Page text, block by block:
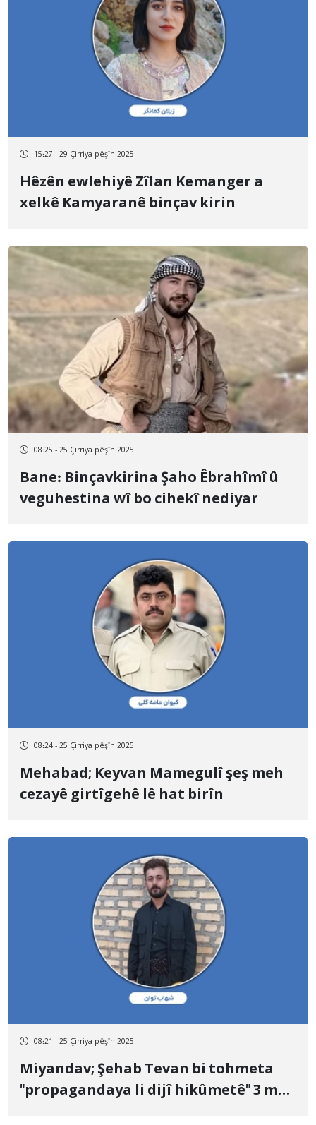
15:27 - 29 Çirriya pêşîn 2025
Hêzên ewlehiyê Zîlan Kemanger a
xelkê Kamyaranê binçav kirin
08:25 - 25 Çirriya pêşîn 2025
Bane: Binçavkirina Şaho Êbrahîmî û
veguhestina wî bo cihekî nediyar
08:24 - 25 Çirriya pêşîn 2025
Mehabad; Keyvan Mamegulî şeş meh
cezayê girtîgehê lê hat birîn
08:21 - 25 Çirriya pêşîn 2025
Miyandav; Şehab ​​Tevan bi tohmeta
"propagandaya li dijî hikûmetê" 3 meh